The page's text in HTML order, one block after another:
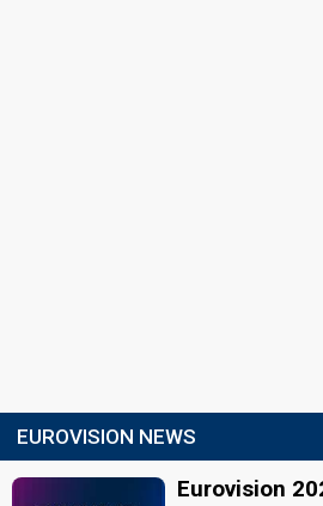
EUROVISION NEWS
Eurovision